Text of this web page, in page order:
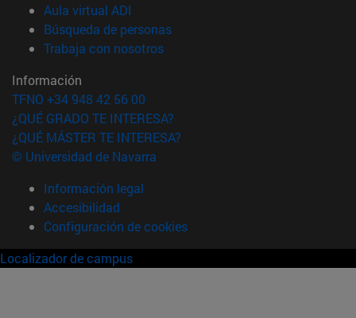
Aula virtual ADI
Búsqueda de personas(abre en nueva ventana)
Trabaja con nosotros(abre en nueva ventana)
Información
TFNO +34 948 42 56 00
¿QUÉ GRADO TE INTERESA?
¿QUÉ MÁSTER TE INTERESA?
© Universidad de Navarra
Información legal
Accesibilidad
Configuración de cookies
Localizador de campus